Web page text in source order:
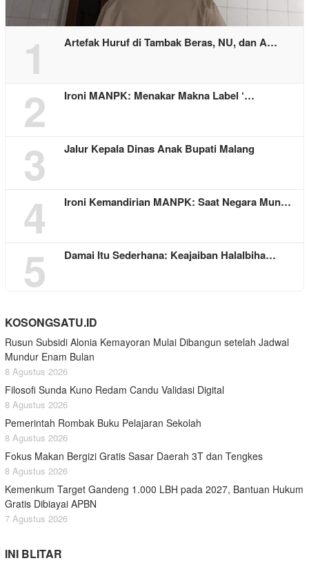
1 Artefak Huruf di Tambak Beras, NU, dan A…
2 Ironi MANPK: Menakar Makna Label ‘…
3 Jalur Kepala Dinas Anak Bupati Malang
4 Ironi Kemandirian MANPK: Saat Negara Mun…
5 Damai Itu Sederhana: Keajaiban Halalbiha…
KOSONGSATU.ID
Rusun Subsidi Alonia Kemayoran Mulai Dibangun setelah Jadwal
Mundur Enam Bulan
8 Agustus 2026
Filosofi Sunda Kuno Redam Candu Validasi Digital
8 Agustus 2026
Pemerintah Rombak Buku Pelajaran Sekolah
8 Agustus 2026
Fokus Makan Bergizi Gratis Sasar Daerah 3T dan Tengkes
8 Agustus 2026
Kemenkum Target Gandeng 1.000 LBH pada 2027, Bantuan Hukum
Gratis Dibiayai APBN
7 Agustus 2026
INI BLITAR